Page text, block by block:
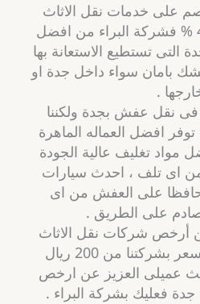
على خدمات نقل الاثاث
يصل الى 40 % فشركة البراء من افضل
التى تستطيع الاستعانة بها
بامان سواء داخل جدة او
.
نقل عفش بجدة ولكننا
افضل العماله الماهرة
مواد تغليف عالية الجودة
من اى تلف ، احدث سيارات
على العفش من اى
على الطريق .
أرخص شركات نقل الاثاث
فى جدة حيث يبدا السعر بشركتنا من 200 ريال
عميلى العزيز عن ارخص
فعليك بشركة البراء .